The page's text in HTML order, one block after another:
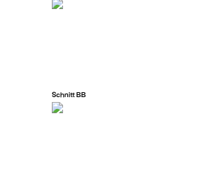
Schnitt BB